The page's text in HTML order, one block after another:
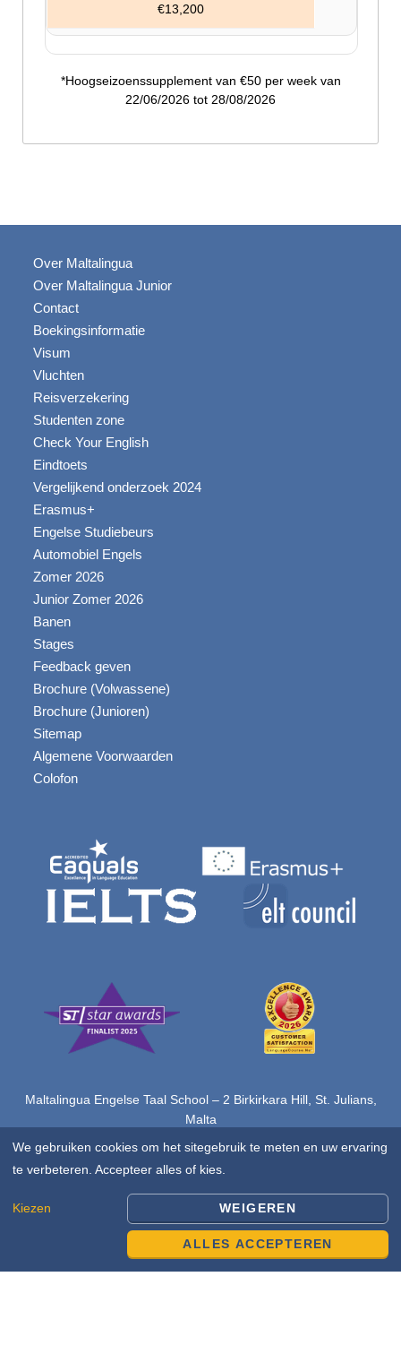
€13,200
*Hoogseizoenssupplement van €50 per week van
22/06/2026 tot 28/08/2026
Over Maltalingua
Over Maltalingua Junior
Contact
Boekingsinformatie
Visum
Vluchten
Reisverzekering
Studenten zone
Check Your English
Eindtoets
Vergelijkend onderzoek 2024
Erasmus+
Engelse Studiebeurs
Automobiel Engels
Zomer 2026
Junior Zomer 2026
Banen
Stages
Feedback geven
Brochure (Volwassene)
Brochure (Junioren)
Sitemap
Algemene Voorwaarden
Colofon
Maltalingua Engelse Taal School – 2 Birkirkara Hill, St. Julians,
Malta
Copyright © 2026 Alle rechten voorbehouden door Maltalingua
Ltd.
We gebruiken cookies om het sitegebruik te meten en uw ervaring
te verbeteren. Accepteer alles of kies.
Kiezen WEIGEREN
ALLES ACCEPTEREN